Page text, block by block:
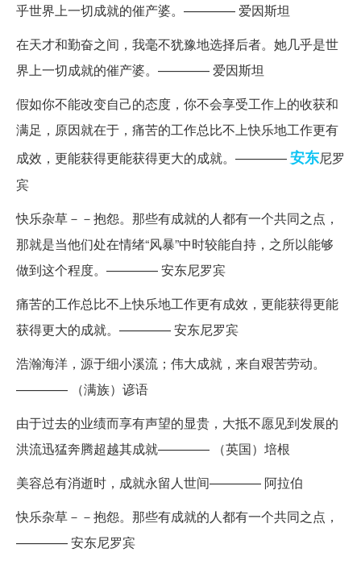
乎世界上一切成就的催产婆。———— 爱因斯坦
在天才和勤奋之间，我毫不犹豫地选择后者。她几乎是世
界上一切成就的催产婆。———— 爱因斯坦
假如你不能改变自己的态度，你不会享受工作上的收获和
满足，原因就在于，痛苦的工作总比不上快乐地工作更有
成效，更能获得更能获得更大的成就。————安东尼罗
宾
快乐杂草－－抱怨。那些有成就的人都有一个共同之点，
那就是当他们处在情绪“风暴”中时较能自持，之所以能够
做到这个程度。———— 安东尼罗宾
痛苦的工作总比不上快乐地工作更有成效，更能获得更能
获得更大的成就。———— 安东尼罗宾
浩瀚海洋，源于细小溪流；伟大成就，来自艰苦劳动。
———— （满族）谚语
由于过去的业绩而享有声望的显贵，大抵不愿见到发展的
洪流迅猛奔腾超越其成就———— （英国）培根
美容总有消逝时，成就永留人世间———— 阿拉伯
快乐杂草－－抱怨。那些有成就的人都有一个共同之点，
———— 安东尼罗宾